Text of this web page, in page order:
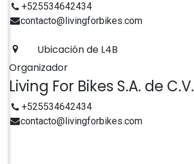
+525534642434
contacto@livingforbikes.com
Ubicación de L4B
Organizador
Living For Bikes S.A. de C.V.
+525534642434
contacto@livingforbikes.com